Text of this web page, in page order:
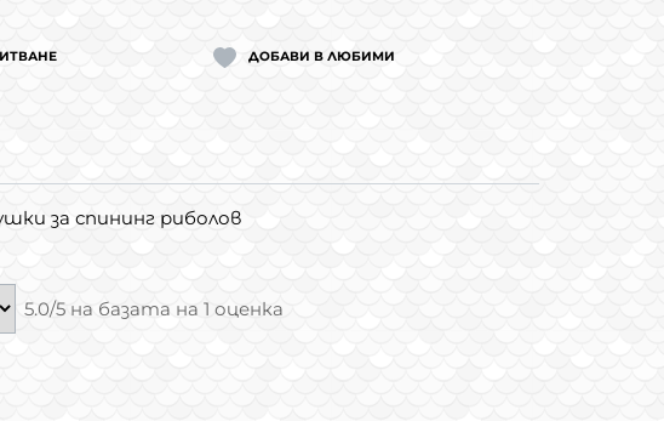
ДОБАВИ В ЛЮБИМИ
за спининг риболов
5.0/5 на базата на 1 оценка